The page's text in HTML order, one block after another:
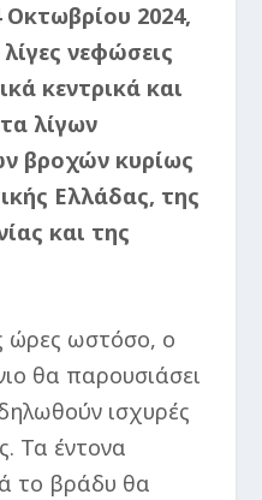
2024,
νεφώσεις
κεντρικά και
λίγων
βροχών κυρίως
Ελλάδας, της
και της
ώρες ωστόσο, ο
θα παρουσιάσει
ισχυρές
Τα έντονα
το βράδυ θα